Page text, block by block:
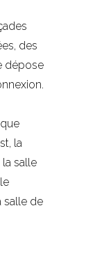
des
dépose
la
la salle
salle de